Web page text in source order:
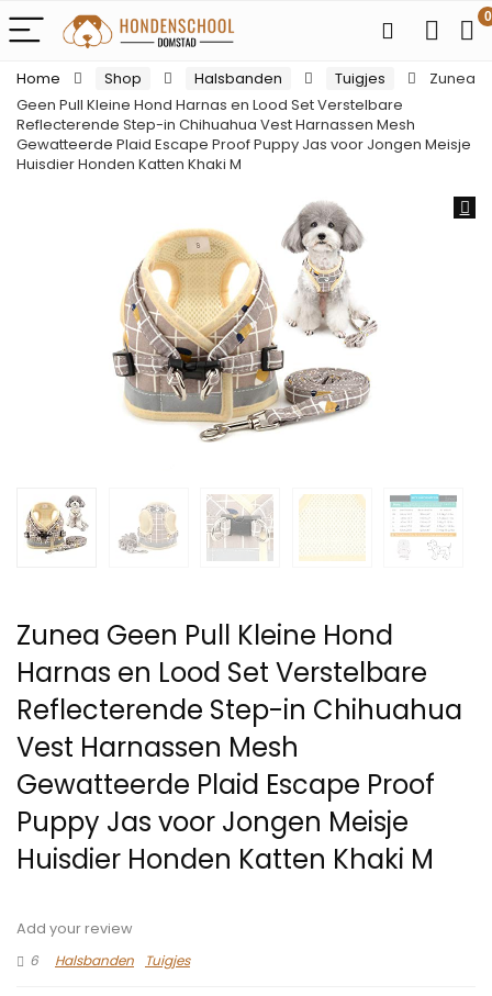
0
Home Shop Halsbanden Tuigjes
Zunea
Geen Pull Kleine Hond Harnas en Lood Set Verstelbare
Reflecterende Step-in Chihuahua Vest Harnassen Mesh
Gewatteerde Plaid Escape Proof Puppy Jas voor Jongen Meisje
Huisdier Honden Katten Khaki M
Zunea Geen Pull Kleine Hond
Harnas en Lood Set Verstelbare
Reflecterende Step-in Chihuahua
Vest Harnassen Mesh
Gewatteerde Plaid Escape Proof
Puppy Jas voor Jongen Meisje
Huisdier Honden Katten Khaki M
Add your review
6
Halsbanden Tuigjes